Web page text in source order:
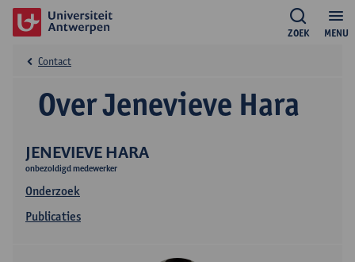
MENU
ZOEK
JENEVIEVE HARA
onbezoldigd medewerker
Onderzoek
Publicaties
Over Jenevieve Hara
Contact